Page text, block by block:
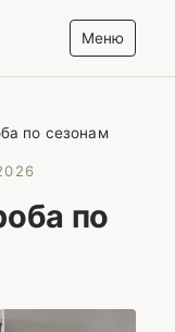
Меню
по сезонам
по